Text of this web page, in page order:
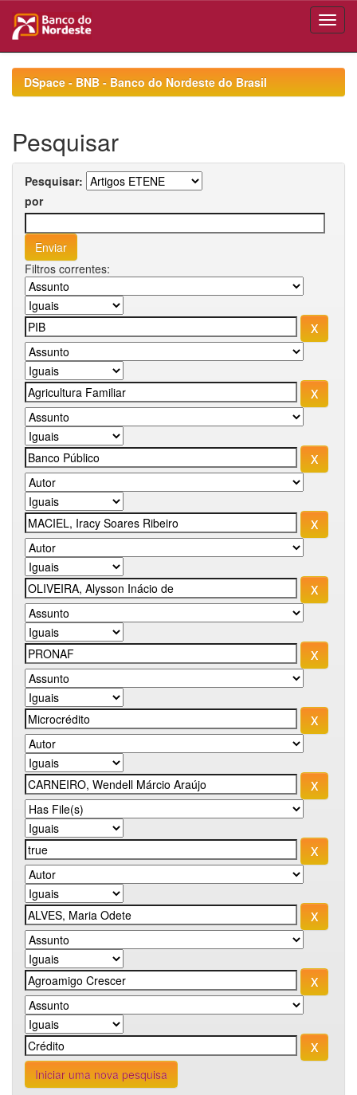
navigationDSpace - BNB - Banco do Nordeste do Brasil
Pesquisar
Pesquisar:
por
Filtros correntes:
Iniciar uma nova pesquisa